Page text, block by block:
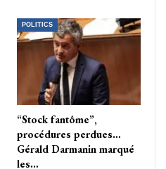
POLITICS
“Stock fantôme”,
procédures perdues…
Gérald Darmanin marqué
les…